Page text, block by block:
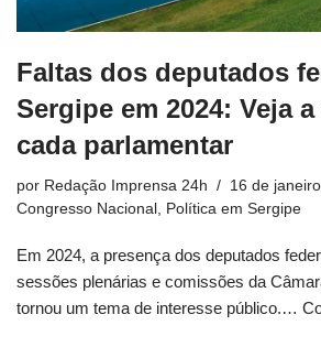
Faltas dos deputados
Sergipe em 2024: Veja
cada parlamentar
por Redação Imprensa 24h
16 de
Congresso Nacional , Política em Sergipe
Em 2024, a presença dos deputados
sessões plenárias e comissões da
tornou um tema de interesse público.…